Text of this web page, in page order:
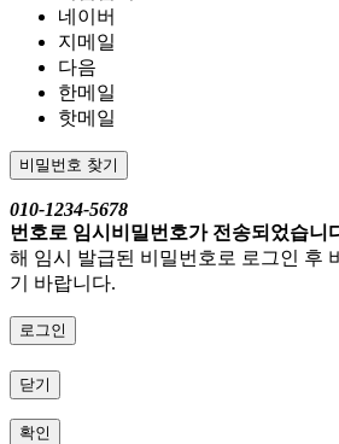
네이버
지메일
다음
한메일
핫메일
비밀번호 찾기
010-1234-5678
번호로 임시비밀번호가 전송되었습니
해 임시 발급된 비밀번호로 로그인 후
기 바랍니다.
로그인
닫기
확인